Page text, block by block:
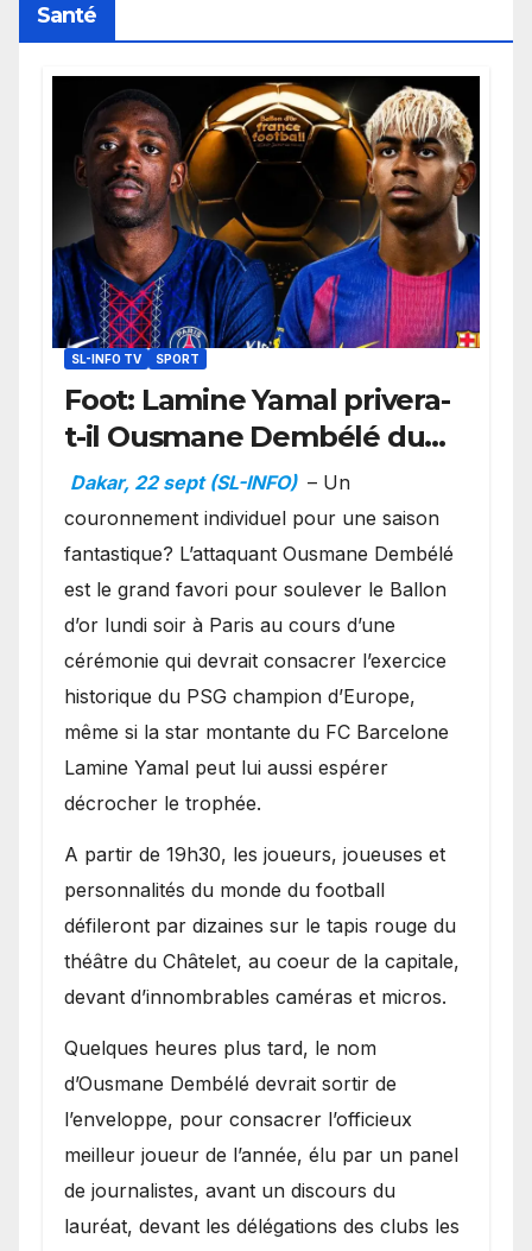
Santé
SL-INFO TV SPORT
Foot: Lamine Yamal privera-
t-il Ousmane Dembélé du
Ballon d’or ?
Dakar, 22 sept (SL-INFO) – Un
couronnement individuel pour une saison
fantastique? L’attaquant Ousmane Dembélé
est le grand favori pour soulever le Ballon
d’or lundi soir à Paris au cours d’une
cérémonie qui devrait consacrer l’exercice
historique du PSG champion d’Europe,
même si la star montante du FC Barcelone
Lamine Yamal peut lui aussi espérer
décrocher le trophée.
A partir de 19h30, les joueurs, joueuses et
personnalités du monde du football
défileront par dizaines sur le tapis rouge du
théâtre du Châtelet, au coeur de la capitale,
devant d’innombrables caméras et micros.
Quelques heures plus tard, le nom
d’Ousmane Dembélé devrait sortir de
l’enveloppe, pour consacrer l’officieux
meilleur joueur de l’année, élu par un panel
de journalistes, avant un discours du
lauréat, devant les délégations des clubs les